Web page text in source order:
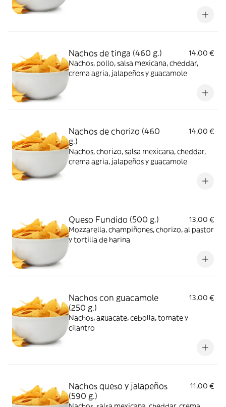
Nachos de tinga (460 g.)
14,00 €
Nachos, pollo, salsa mexicana, cheddar,
crema agria, jalapeños y guacamole
Nachos de chorizo (460
g.)
14,00 €
Nachos, chorizo, salsa mexicana, cheddar,
crema agria, jalapeños y guacamole
Queso Fundido (500 g.)
13,00 €
Mozzarella, champiñones, chorizo, al pastor
y tortilla de harina
Nachos con guacamole
(250 g.)
13,00 €
Nachos, aguacate, cebolla, tomate y
cilantro
Nachos queso y jalapeños
(590 g.)
11,00 €